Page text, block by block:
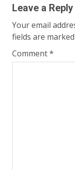
Leave a Reply
Your email
fields are marked
Comment*